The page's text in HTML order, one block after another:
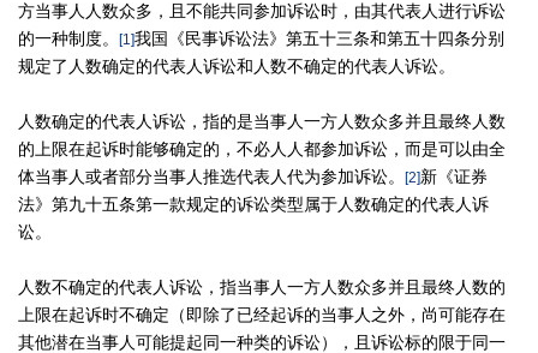
方当事人人数众多，且不能共同参加诉讼时，由其代表人进行诉讼
的一种制度。
[1]我国《民事诉讼法》第五十三条和第五十四条分别
规定了人数确定的代表人诉讼和人数不确定的代表人诉讼。
人数确定的代表人诉讼，指的是当事人一方人数众多并且最终人数
的上限在起诉时能够确定的，不必人人都参加诉讼，而是可以由全
体当事人或者部分当事人推选代表人代为参加诉讼。
[2]新《证券
法》第九十五条第一款规定的诉讼类型属于人数确定的代表人诉
讼。
人数不确定的代表人诉讼，指当事人一方人数众多并且最终人数的
上限在起诉时不确定（即除了已经起诉的当事人之外，尚可能存在
其他潜在当事人可能提起同一种类的诉讼），且诉讼标的限于同一